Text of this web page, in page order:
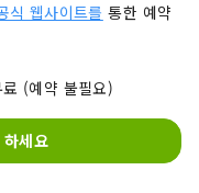
식 웹사이트를 통한 예약
(예약 불필요)
세요